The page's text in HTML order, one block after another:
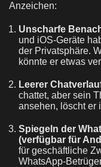
Anzeichen:
Unscharfe
und iOS-Geräte
der Privatsphäre.
könnte er etwas
Leerer
chattet, aber sein
ansehen, löscht er
Spiegeln der
(verfügbar für
für geschäftliche
WhatsApp-